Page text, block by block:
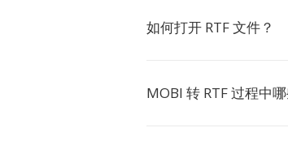
如何打开 RTF 文件？
MOBI 转 RTF 过程中